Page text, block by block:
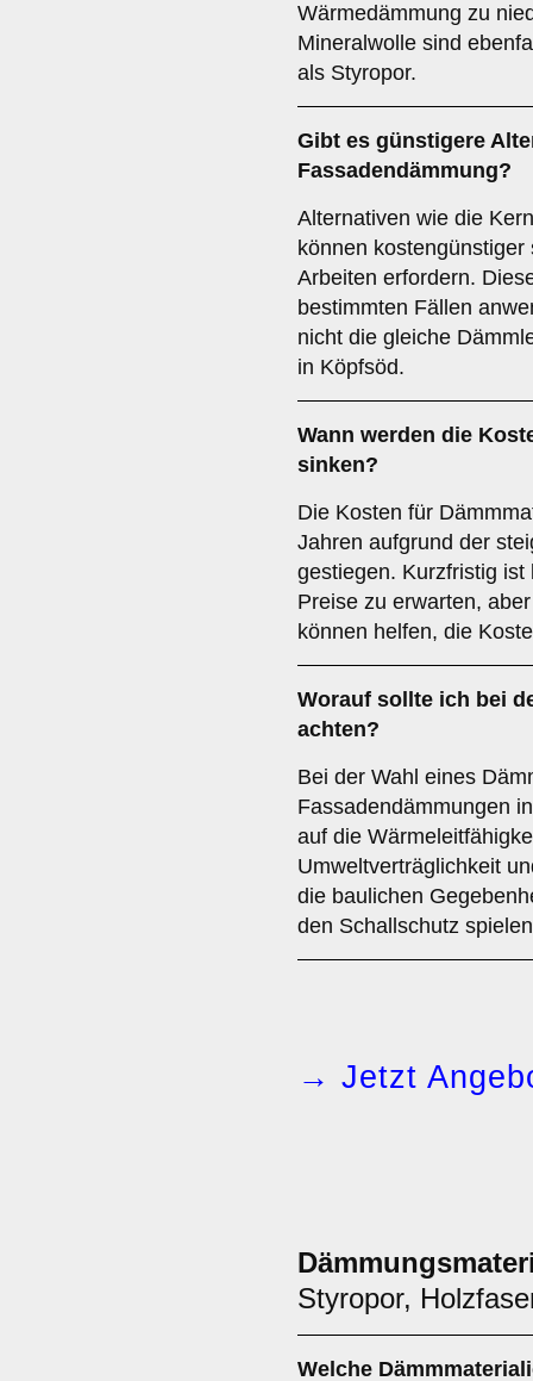
Wärmedämmung zu
Mineralwolle sind
als Styropor.
Gibt es günstigere
Fassadendämmung?
Alternativen wie die
können
Arbeiten erfordern.
bestimmten Fällen
nicht die gleiche
in Köpfsöd.
Wann werden die
sinken?
Die Kosten für
Jahren aufgrund der
gestiegen. Kurzfristig
Preise zu erwarten,
können helfen, die
Worauf sollte ich bei
achten?
Bei der Wahl eines
Fassadendämmungen
auf die
Umweltverträglichkeit
die baulichen
den Schallschutz
→ Jetzt
Styropor,
Welche